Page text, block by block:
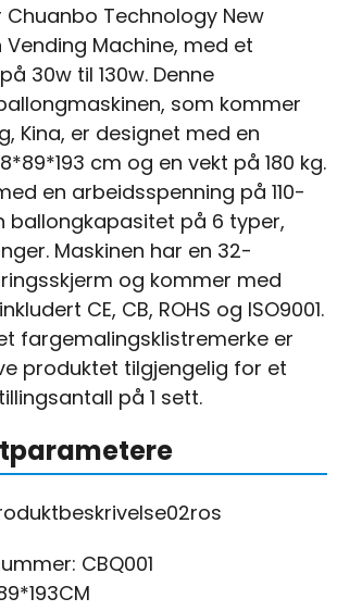
Technology New
Vending Machine, med et
30w til 130w. Denne
som kommer
Kina, er designet med en
cm og en vekt på 180 kg.
en arbeidsspenning på 110-
ballongkapasitet på 6 typer,
Maskinen har en 32-
og kommer med
CE, CB, ROHS og ISO9001.
fargemalingsklistremerke er
produktet tilgjengelig for et
på 1 sett.
CBQ001